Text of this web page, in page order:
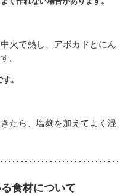
火で熱し、アボカドとにん
。
。
たら、塩麹を加えてよく混
食材について